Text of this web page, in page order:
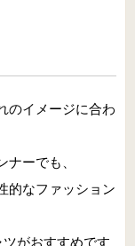
のイメージに合わ
ーでも、
的なファッション
がおすすめです